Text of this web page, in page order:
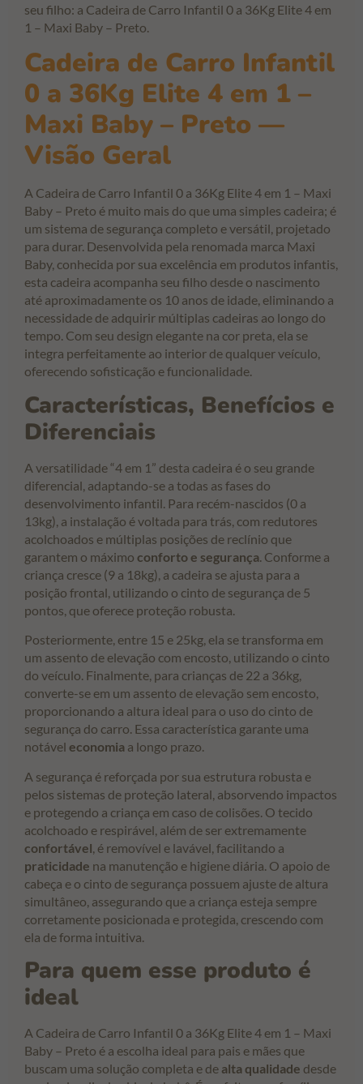
seu filho: a Cadeira de Carro Infantil 0 a 36Kg Elite 4 em
1 – Maxi Baby – Preto.
Cadeira de Carro Infantil
0 a 36Kg Elite 4 em 1 –
Maxi Baby – Preto —
Visão Geral
A Cadeira de Carro Infantil 0 a 36Kg Elite 4 em 1 – Maxi
Baby – Preto é muito mais do que uma simples cadeira; é
um sistema de segurança completo e versátil, projetado
para durar. Desenvolvida pela renomada marca Maxi
Baby, conhecida por sua excelência em produtos infantis,
esta cadeira acompanha seu filho desde o nascimento
até aproximadamente os 10 anos de idade, eliminando a
necessidade de adquirir múltiplas cadeiras ao longo do
tempo. Com seu design elegante na cor preta, ela se
integra perfeitamente ao interior de qualquer veículo,
oferecendo sofisticação e funcionalidade.
Características, Benefícios e
Diferenciais
A versatilidade “4 em 1” desta cadeira é o seu grande
diferencial, adaptando-se a todas as fases do
desenvolvimento infantil. Para recém-nascidos (0 a
13kg), a instalação é voltada para trás, com redutores
acolchoados e múltiplas posições de reclínio que
garantem o máximo conforto e segurança . Conforme a
criança cresce (9 a 18kg), a cadeira se ajusta para a
posição frontal, utilizando o cinto de segurança de 5
pontos, que oferece proteção robusta.
Posteriormente, entre 15 e 25kg, ela se transforma em
um assento de elevação com encosto, utilizando o cinto
do veículo. Finalmente, para crianças de 22 a 36kg,
converte-se em um assento de elevação sem encosto,
proporcionando a altura ideal para o uso do cinto de
segurança do carro. Essa característica garante uma
notável economia a longo prazo.
A segurança é reforçada por sua estrutura robusta e
pelos sistemas de proteção lateral, absorvendo impactos
e protegendo a criança em caso de colisões. O tecido
acolchoado e respirável, além de ser extremamente
confortável , é removível e lavável, facilitando a
praticidade na manutenção e higiene diária. O apoio de
cabeça e o cinto de segurança possuem ajuste de altura
simultâneo, assegurando que a criança esteja sempre
corretamente posicionada e protegida, crescendo com
ela de forma intuitiva.
Para quem esse produto é
ideal
A Cadeira de Carro Infantil 0 a 36Kg Elite 4 em 1 – Maxi
Baby – Preto é a escolha ideal para pais e mães que
buscam uma solução completa e de alta qualidade desde